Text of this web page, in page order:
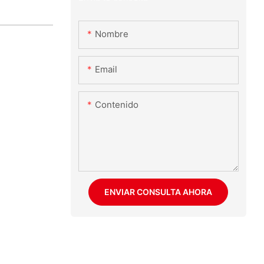
Nombre
Email
Contenido
ENVIAR CONSULTA AHORA